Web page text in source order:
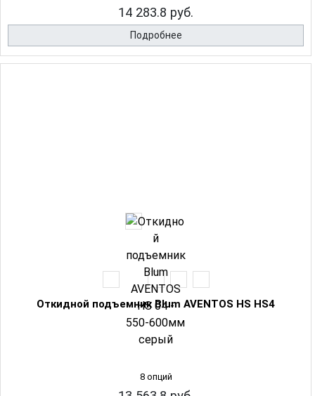
14 283.8 руб.
Подробнее
Откидной подъемник Blum AVENTOS HS HS4
8 опций